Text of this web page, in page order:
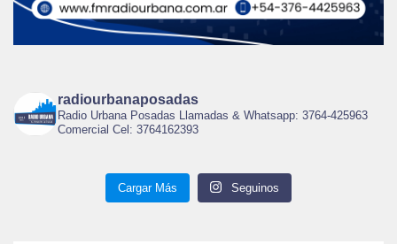
radiourbanaposadas
Radio Urbana Posadas Llamadas & Whatsapp: 3764-425963
Comercial Cel: 3764162393
Cargar Más Seguinos